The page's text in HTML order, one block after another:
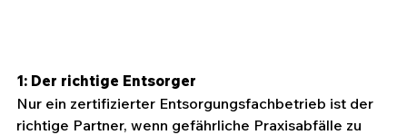
1: Der richtige Entsorger
Nur ein zertifizierter Entsorgungsfachbetrieb ist der
richtige Partner, wenn gefährliche Praxisabfälle zu